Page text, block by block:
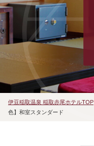
リゾッチャIZU
risocha izu
アクセス
伊豆稲取温泉 稲取赤尾ホテルTOP
色】和室スタンダード